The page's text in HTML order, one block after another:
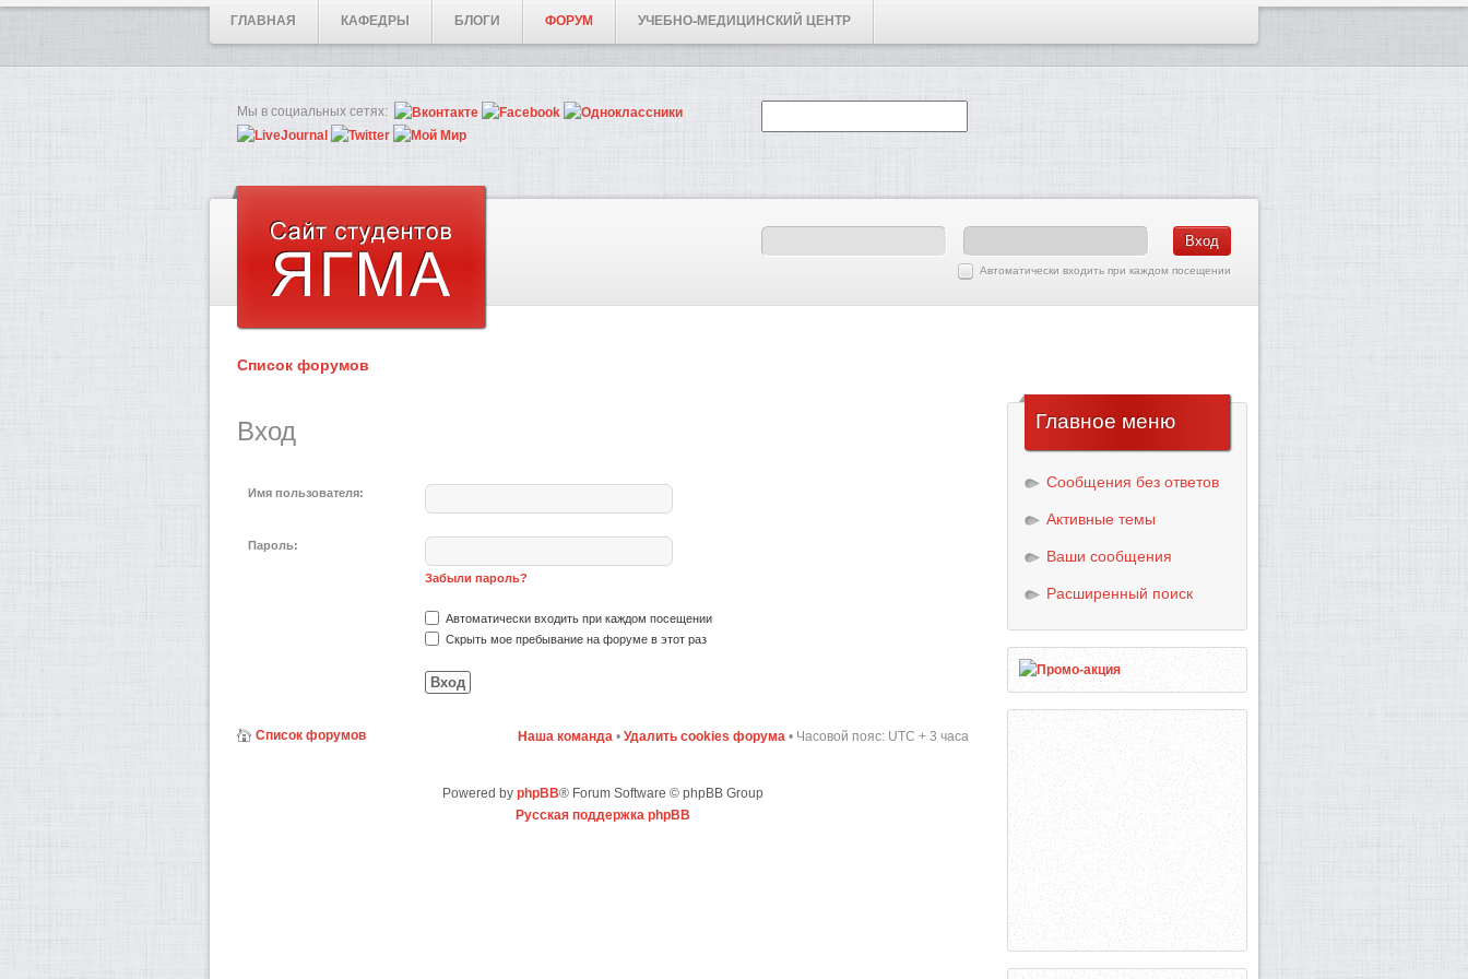
ГЛАВНАЯ КАФЕДРЫ БЛОГИ ФОРУМ УЧЕБНО-МЕДИЦИНСКИЙ ЦЕНТР
Мы в социальных сетях:
Автоматически входить при каждом посещении
Список форумов
Вход
Имя пользователя:
Пароль:
Забыли пароль?
Автоматически входить при каждом посещении
Скрыть мое пребывание на форуме в этот раз
Список форумов Наша команда • Удалить cookies форума • Часовой пояс: UTC + 3 часа
Powered by phpBB® Forum Software © phpBB Group
Русская поддержка phpBB
Главное меню
Сообщения без ответов
Активные темы
Ваши сообщения
Расширенный поиск